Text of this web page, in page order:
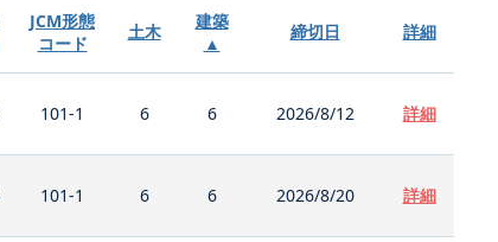
JCM形態
コード
土木
建築
▲
締切日 詳細
101-1 6 6 2026/8/12 詳細
101-1 6 6 2026/8/20 詳細